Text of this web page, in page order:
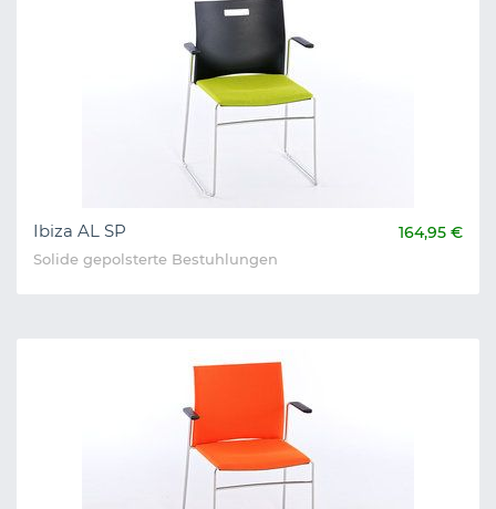
Ibiza AL SP 164,95 €
Solide gepolsterte Bestuhlungen